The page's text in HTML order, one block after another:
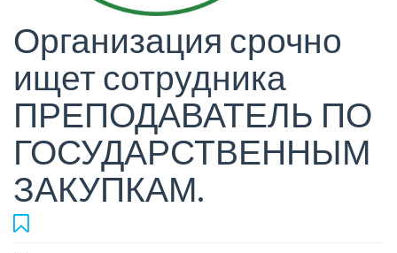
Организация срочно
ищет сотрудника
ПРЕПОДАВАТЕЛЬ ПО
ГОСУДАРСТВЕННЫМ
ЗАКУПКАМ.